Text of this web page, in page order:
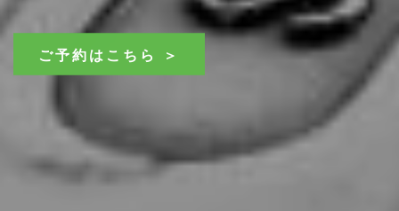
ご予約はこちら ＞